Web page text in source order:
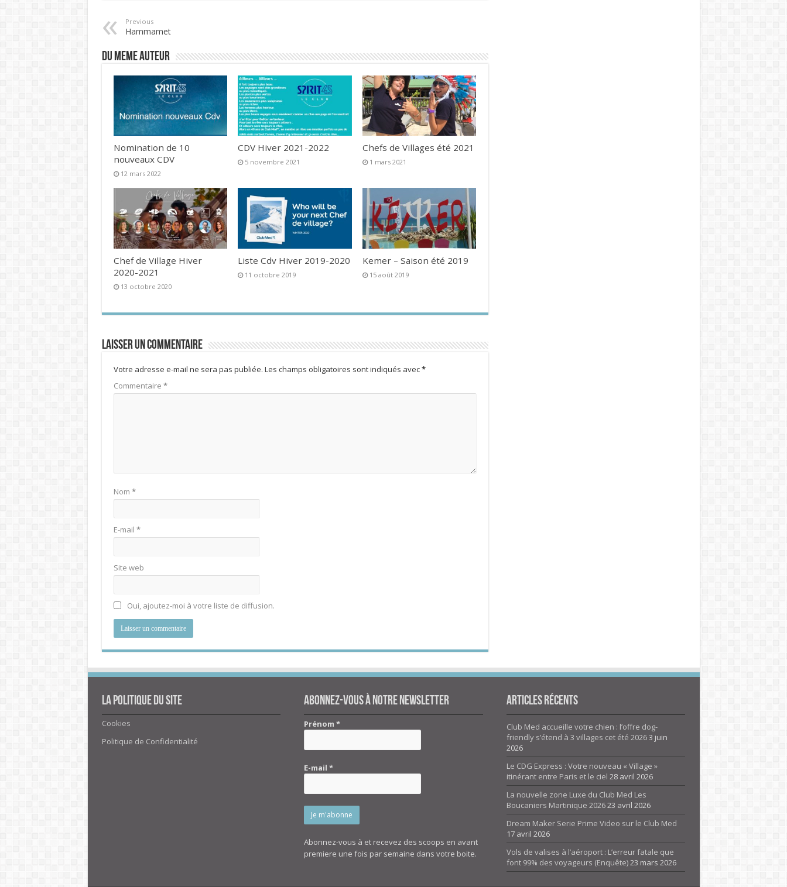
Previous
Hammamet
DU MEME AUTEUR
Nomination de 10
nouveaux CDV
12 mars 2022
CDV Hiver 2021-2022
5 novembre 2021
Chefs de Villages été 2021
1 mars 2021
Chef de Village Hiver
2020-2021
13 octobre 2020
Liste Cdv Hiver 2019-2020
11 octobre 2019
Kemer – Saison été 2019
15 août 2019
Laisser un commentaire
Votre adresse e-mail ne sera pas publiée. Les champs obligatoires sont indiqués avec*
Commentaire *
Nom *
E-mail *
Site web
Oui, ajoutez-moi à votre liste de diffusion.
La politique du site
Cookies
Politique de Confidentialité
Abonnez-vous à notre newsletter
Prénom*
E-mail*
Abonnez-vous à et recevez des scoops en avant
premiere une fois par semaine dans votre boite.
Articles Récents
Club Med accueille votre chien : l’offre dog-
friendly s’étend à 3 villages cet été 20263 juin
2026
Le CDG Express : Votre nouveau « Village »
itinérant entre Paris et le ciel 28 avril 2026
La nouvelle zone Luxe du Club Med Les
Boucaniers Martinique 202623 avril 2026
Dream Maker Serie Prime Video sur le Club Med
17 avril 2026
Vols de valises à l’aéroport : L’erreur fatale que
font 99% des voyageurs (Enquête)23 mars 2026